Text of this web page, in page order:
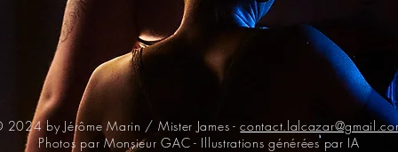
2024 by Jérôme Marin / Mister James -
Photos par Monsieur GAC - Illustrations générées par IA